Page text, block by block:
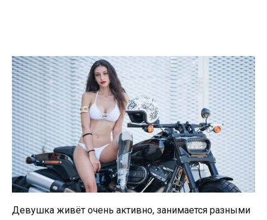
Девушка живёт очень активно, занимается разными